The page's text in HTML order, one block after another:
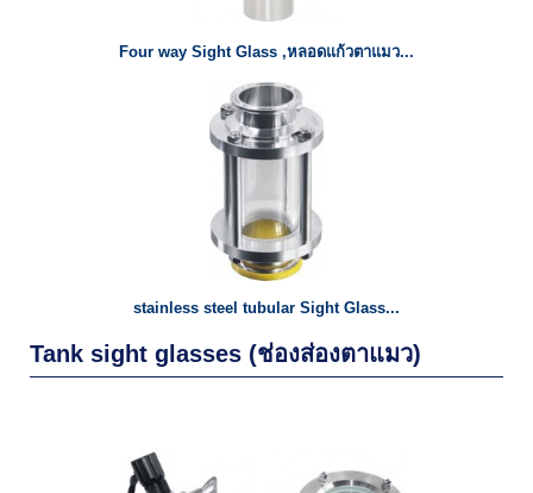
Four way Sight Glass ,หลอดแก้วตาแมว...
stainless steel tubular Sight Glass...
Tank sight glasses (ช่องส่องตาแมว)